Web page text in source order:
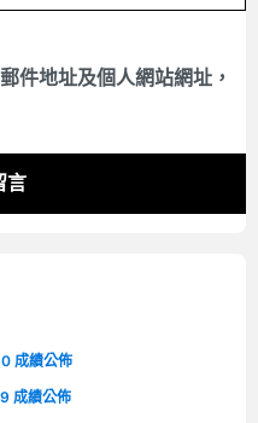
件地址及個人網站網址，
成績公佈
成績公佈